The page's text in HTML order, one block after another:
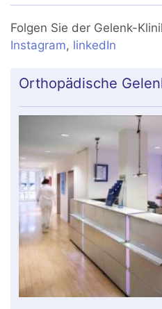
Folgen Sie der Gelenk-
Instagram, linkedIn
Orthopädische